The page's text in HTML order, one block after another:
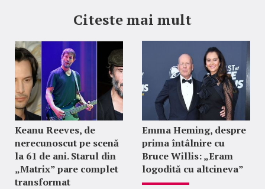
Citeste mai mult
Keanu Reeves, de
nerecunoscut pe scenă
la 61 de ani. Starul din
„Matrix” pare complet
transformat
Emma Heming, despre
prima întâlnire cu
Bruce Willis: „Eram
logodită cu altcineva”